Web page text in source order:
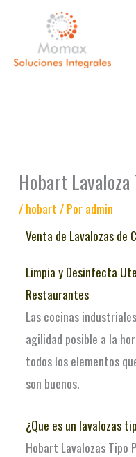
contenido
Hobart
/hobart/ Poradmin
Venta de Lavalozas de
Limpia y Desinfecta
Restaurantes
Las cocinas
agilidad posible a la
todos los elementos
son buenos.
¿Que es un lavalozas
Hobart Lavalozas Tipo